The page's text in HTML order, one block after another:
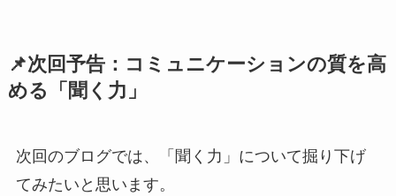
📌次回予告：コミュニケーションの質を高
める「聞く力」
次回のブログでは、「聞く力」について掘り下げ
てみたいと思います。